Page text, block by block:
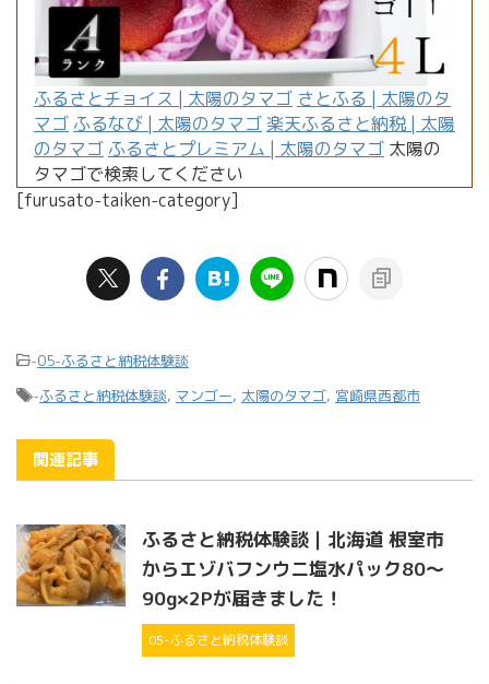
ふるさとチョイス | 太陽のタマゴ さとふる | 太陽のタ
マゴ ふるなび | 太陽のタマゴ 楽天ふるさと納税 | 太陽
のタマゴ ふるさとプレミアム | 太陽のタマゴ 太陽の
タマゴで検索してください
[furusato-taiken-category]
-05-ふるさと納税体験談
-ふるさと納税体験談, マンゴー, 太陽のタマゴ, 宮崎県西都市
関連記事
ふるさと納税体験談｜北海道 根室市
からエゾバフンウニ塩水パック80～
90g×2Pが届きました！
05-ふるさと納税体験談